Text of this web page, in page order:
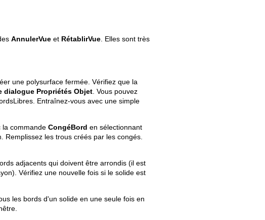
AnnulerVue et RétablirVue . Elles sont très
une polysurface fermée. Vérifiez que la
dialogue Propriétés Objet . Vous pouvez
Entraînez-vous avec une simple
la commande CongéBord en sélectionnant
les trous créés par les congés.
adjacents qui doivent être arrondis (il est
Vérifiez une nouvelle fois si le solide est
les bords d'un solide en une seule fois en